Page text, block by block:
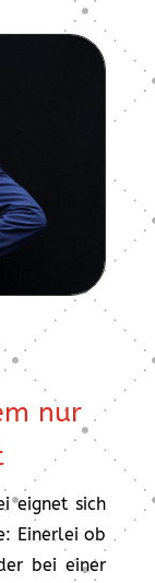
nur
eignet sich
Einerlei ob
bei einer